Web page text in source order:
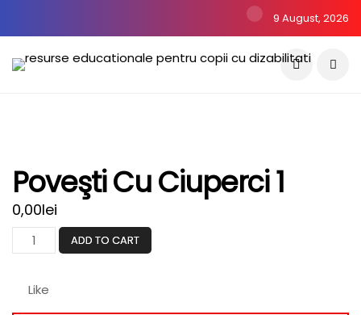
9 August, 2026
Poveşti Cu Ciuperci 1
0,00lei
Poveşti
cu
ADD TO CART
Like